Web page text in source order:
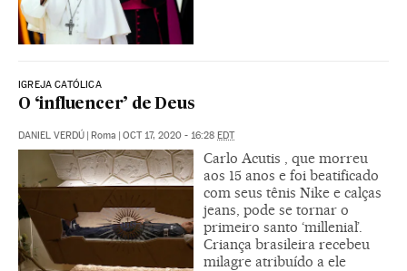
IGREJA CATÓLICA
O ‘influencer’ de Deus
DANIEL VERDÚ | Roma | OCT 17, 2020 - 16:28 EDT
Carlo Acutis , que morreu
aos 15 anos e foi beatificado
com seus tênis Nike e calças
jeans, pode se tornar o
primeiro santo ‘millenial’.
Criança brasileira recebeu
milagre atribuído a ele